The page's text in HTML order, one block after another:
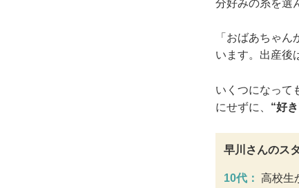
分好みの糸を選
「おばあちゃ
います。出産後
いくつになって
にせずに、 “好
早川さんのス
10代： 高校生